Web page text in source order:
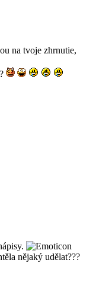
na tvoje zhrnutie,
nějaký udělat???